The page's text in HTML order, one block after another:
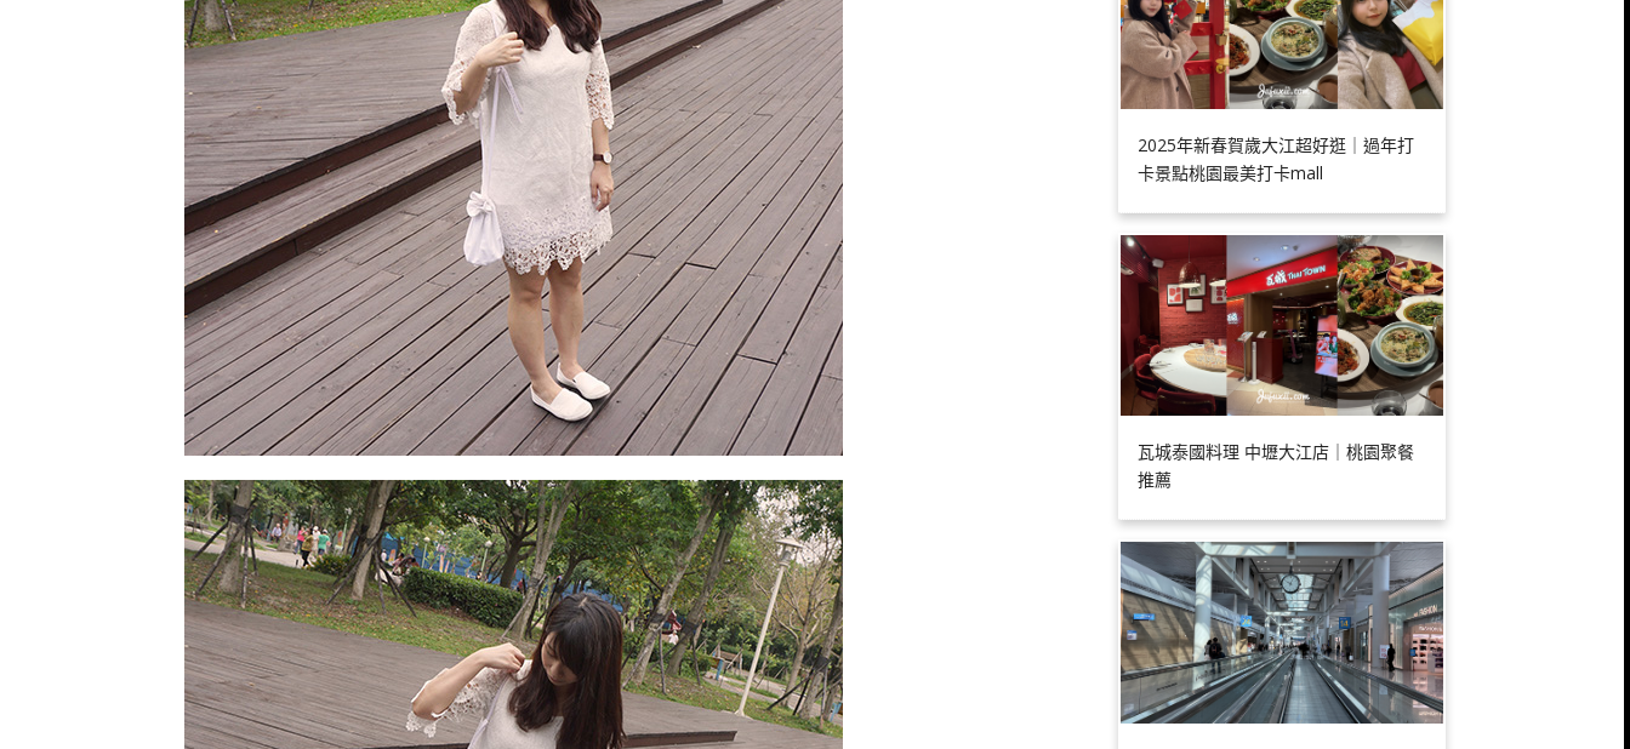
2025年新春賀歲大江超好逛｜過年打
卡景點桃園最美打卡mall
瓦城泰國料理 中壢大江店｜桃園聚餐
推薦